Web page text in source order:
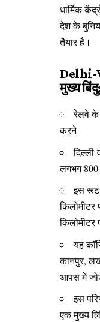
धार्मिक
देश के
तैयार है।
Delhi-
मुख्य बिंदु:
रेलवे के
करने
लगभग 800
इस रूट
किलोमीटर
यह
कानपुर,
आपस में
इस
एक मुख्य